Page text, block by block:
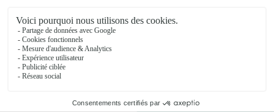
Des fleurs de qualité
Des fleurs de qualité, bien présentées, un bouquet
harmonieux et une livraison au top
13/02/2026